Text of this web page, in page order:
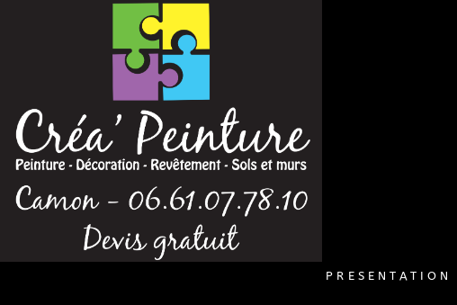
PRESENTATION